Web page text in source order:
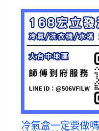
冷氣盒一定要做